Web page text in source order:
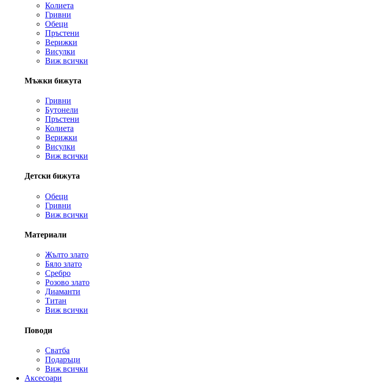
Колиета
Гривни
Обеци
Пръстени
Верижки
Висулки
Виж всички
Мъжки бижута
Гривни
Бутонели
Пръстени
Колиета
Верижки
Висулки
Виж всички
Детски бижута
Обеци
Гривни
Виж всички
Материали
Жълто злато
Бяло злато
Сребро
Розово злато
Диаманти
Титан
Виж всички
Поводи
Сватба
Подаръци
Виж всички
Аксесоари